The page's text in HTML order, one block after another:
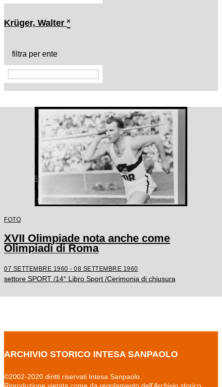
Krüger, Walter ˟
filtra per ente
FOTO
XVII Olimpiade nota anche come
Olimpiadi di Roma
07 SETTEMBRE 1960 - 08 SETTEMBRE 1960
settore SPORT /14° Libro Sport /Cerimonia di chiusura
ARCHIVIO STORICO INTESA SANPAOLO
©2002-2020 diritti riservati Intesa Sanpaolo.